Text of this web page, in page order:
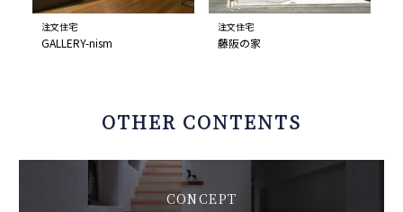
注文住宅
GALLERY-nism
注文住宅
藤阪の家
OTHER CONTENTS
CONCEPT